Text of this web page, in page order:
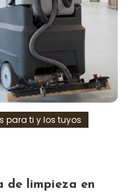
para ti y los tuyos
de limpieza en